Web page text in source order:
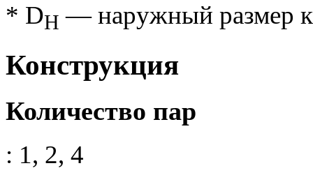
* DH — наружный размер
Конструкция
Количество пар
: 1, 2, 4